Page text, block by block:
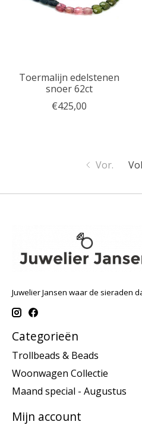
Toermalijn edelstenen
snoer 62ct
€425,00
Vor.
Juwelier Jansen waar de sieraden
Categorieën
Trollbeads & Beads
Woonwagen Collectie
Maand special - Augustus
Mijn account